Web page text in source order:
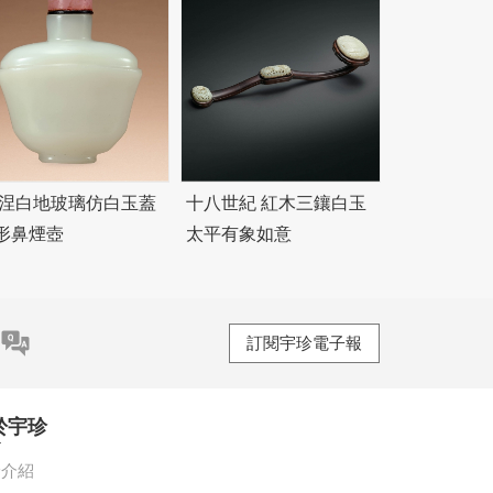
白地玻璃仿白玉蓋
鼻煙壺
十八世紀 紅木三鑲白玉
太平有象如意
訂閱宇珍電子報
宇珍
紹